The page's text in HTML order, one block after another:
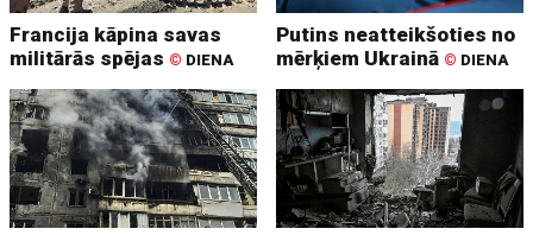
Francija kāpina savas
militārās spējas © DIENA
Putins neatteikšoties no
mērķiem Ukrainā © DIENA